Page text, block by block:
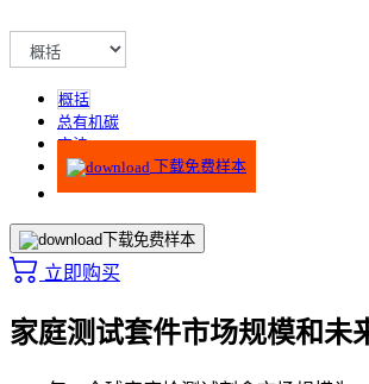
概括
总有机碳
方法
下载免费样本
下载免费样本
立即购买
家庭测试套件市场规模和未